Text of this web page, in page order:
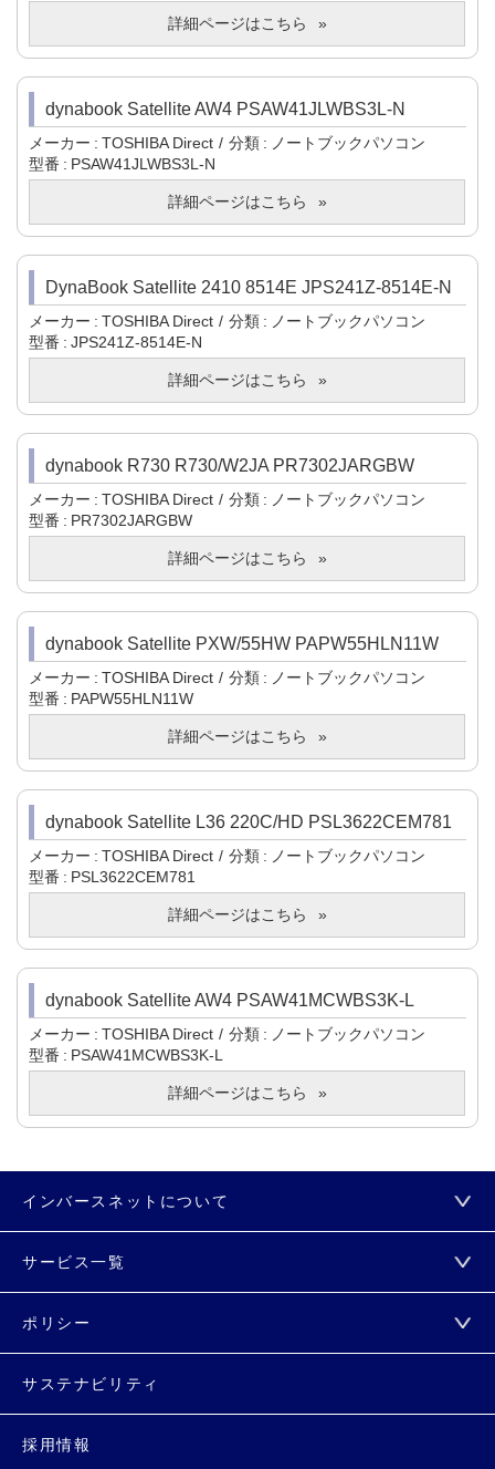
詳細ページはこちら
dynabook Satellite AW4 PSAW41JLWBS3L-N
メーカー TOSHIBA Direct 分類
ノートブックパソコン
型番
PSAW41JLWBS3L-N
詳細ページはこちら
DynaBook Satellite 2410 8514E JPS241Z-8514E-N
メーカー TOSHIBA Direct 分類
ノートブックパソコン
型番
JPS241Z-8514E-N
詳細ページはこちら
dynabook R730 R730/W2JA PR7302JARGBW
メーカー TOSHIBA Direct 分類
ノートブックパソコン
型番
PR7302JARGBW
詳細ページはこちら
dynabook Satellite PXW/55HW PAPW55HLN11W
メーカー TOSHIBA Direct 分類
ノートブックパソコン
型番
PAPW55HLN11W
詳細ページはこちら
dynabook Satellite L36 220C/HD PSL3622CEM781
メーカー TOSHIBA Direct 分類
ノートブックパソコン
型番
PSL3622CEM781
詳細ページはこちら
dynabook Satellite AW4 PSAW41MCWBS3K-L
メーカー TOSHIBA Direct 分類
ノートブックパソコン
型番
PSAW41MCWBS3K-L
詳細ページはこちら
インバースネットについて
サービス一覧
ポリシー
サステナビリティ
採用情報